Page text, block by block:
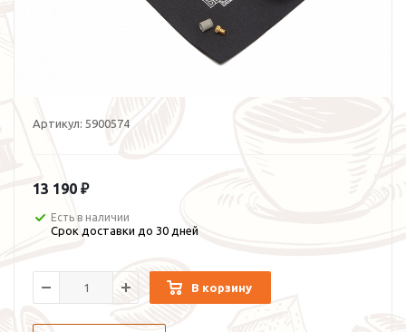
Артикул: 5900574
13 190 ₽
Есть в наличии
Срок доставки до 30 дней
В корзину